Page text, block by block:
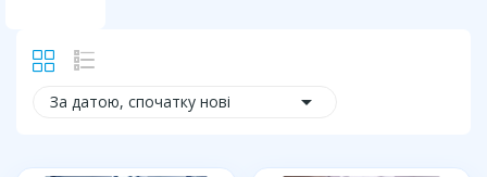
За датою, спочатку нові 